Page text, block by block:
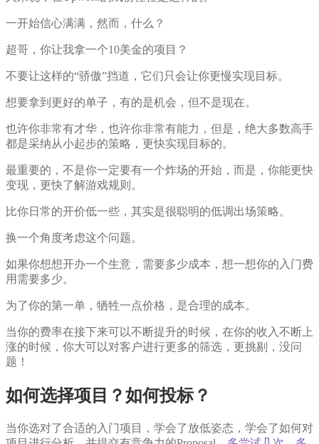
一开始信心满满，然而，什么？
超哥，你让我拿一个10美金的项目？
不要让这样的“骄傲”挡道，它们只会让你更慢实现目标。
想要拿到更好的单子，有的是机会，但不是现在。
也许你非常有才华，也许你非常有能力，但是，绝大多数高手
都是采纳从小起步的策略，更快实现目标的。
最重要的，不是你一定要有一个炸场的开始，而是，你能更快
变现，更快了解游戏规则。
比你日常的开价低一些，其实是很聪明的低调出场策略。
换一个角度考虑这个问题。
如果你想想开办一个生意，需要多少成本，想一想你的入门费
用需要多少。
为了你的第一单，牺牲一点价格，是合理的成本。
当你的费率在接下来可以不断提升的时候，在你的收入不断上
涨的时候，你大可以对客户进行更多的筛选，更挑剔，没问
题！
如何选择项目？如何投标？
当你选对了合适的入门项目，学会了放低姿态，学会了如何对